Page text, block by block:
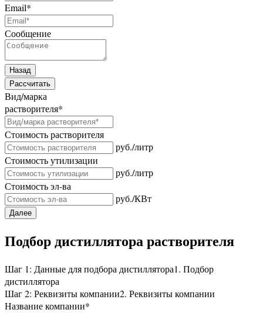
Email*
Сообщение
Назад
Рассчитать
Вид/марка
растворителя*
Стоимость растворителя
руб./литр
Стоимость утилизации
руб./литр
Стоимость эл-ва
руб./КВт
Далее
Подбор дистиллятора растворителя
Шаг 1: Данные для подбора дистиллятора1. Подбор
дистиллятора
Шаг 2: Реквизиты компании2. Реквизиты компании
Название компании*